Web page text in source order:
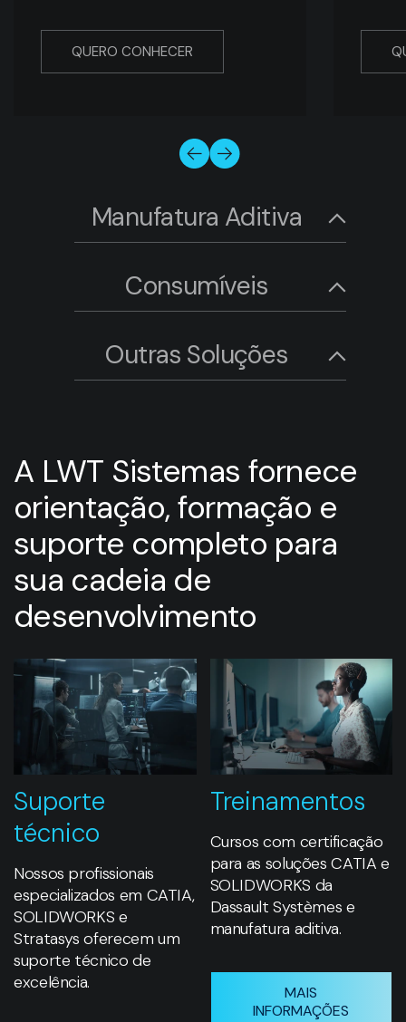
QUERO CONHECER
Manufatura Aditiva
Consumíveis
Outras Soluções
A LWT Sistemas fornece
orientação, formação e
suporte completo para
sua cadeia de
desenvolvimento
Suporte
técnico
Nossos profissionais
especializados em CATIA,
SOLIDWORKS e
Stratasys oferecem um
suporte técnico de
excelência.
Treinamentos
Cursos com certificação
para as soluções CATIA e
SOLIDWORKS da
Dassault Systèmes e
manufatura aditiva.
MAIS
INFORMAÇÕES